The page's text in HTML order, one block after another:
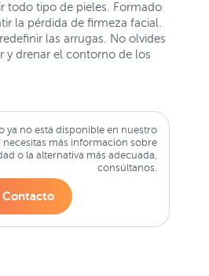
todo tipo de pieles. Formado
la pérdida de firmeza facial.
las arrugas. No olvides
y drenar el contorno de los
ya no está disponible en nuestro
necesitas más información sobre
o la alternativa más adecuada,
consúltanos.
Contacto